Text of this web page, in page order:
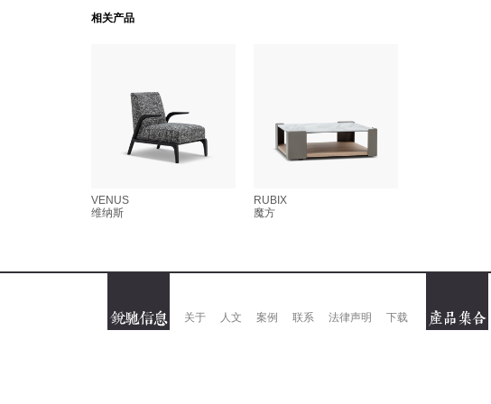
相关产品
VENUS
维纳斯
RUBIX
魔方
关于 人文 案例 联系 法律声明 下载